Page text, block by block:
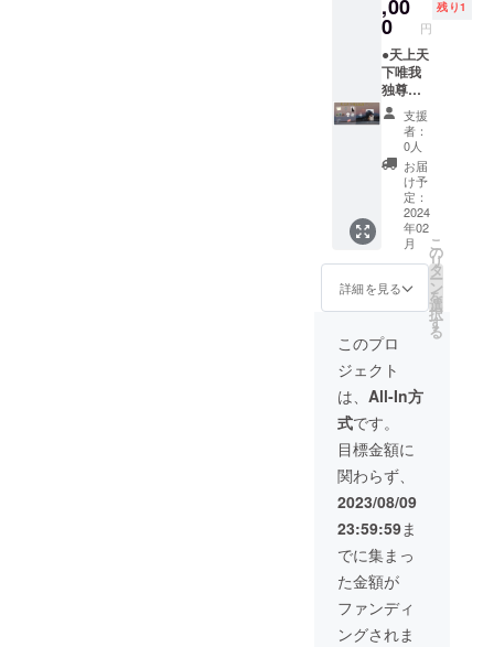
怪獣
をご記
入くだ
さい。
第三者
を特定
する名
前や公
序良俗
に反す
るお名
前は掲
載いた
しかね
ますの
で、予
めご了
承くだ
さ
い。）
・ミニ
ポス
ター ・
ステッ
カー(三
種類) ・
オリジ
ナルT
シャツ
(Lサイ
ズ) ・完
成DVD
・怪獣
「レ
ン」頭
部フィ
ギュア
,00
0 円
残り1
●天上天
下唯我
独尊プ
ラン ・
お礼の
メール
・エン
ドロー
ルクレ
ジット
(特大)
（ご
支援
時、必
ず備考
欄にご
希望の
お名前
（ニッ
クネー
ム可）
をご記
入くだ
さい。
第三者
を特定
する名
前や公
序良俗
に反す
るお名
前は掲
載いた
しかね
支援
者：
0人
お届
け予
定：
2024
年02
月
詳細を見る
こ
の
リ
タ
ー
ン
を
選
択
す
る
このプロ
ジェクト
は、 All-In方
式です。
目標金額に
関わらず、
2023/08/09
23:59:59ま
でに集まっ
た金額が
ファンディ
ングされま